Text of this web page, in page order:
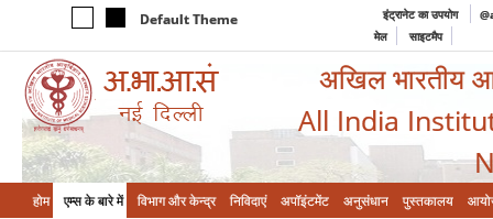
Default Theme इंट्रानेट का उपयोग
मेल
साइटमैप
अखिल भारतीय
All India
होम एम्‍स के बारे में विभाग और केन्‍द्र निविदाएं अपॉइंटमेंट अनुसंधान पुस्तकालय